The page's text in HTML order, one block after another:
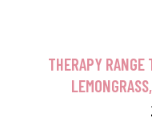
THERAPY